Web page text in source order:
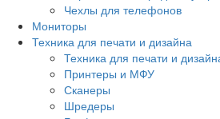
Чехлы для телефонов
Мониторы
Техника для печати и дизайна
Техника для печати и
Принтеры и МФУ
Сканеры
Шредеры